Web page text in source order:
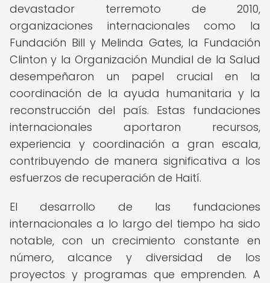
devastador terremoto de 2010,
organizaciones internacionales como la
Fundación Bill y Melinda Gates, la Fundación
Clinton y la Organización Mundial de la Salud
desempeñaron un papel crucial en la
coordinación de la ayuda humanitaria y la
reconstrucción del país. Estas fundaciones
internacionales aportaron recursos,
experiencia y coordinación a gran escala,
contribuyendo de manera significativa a los
esfuerzos de recuperación de Haití.
El desarrollo de las fundaciones
internacionales a lo largo del tiempo ha sido
notable, con un crecimiento constante en
número, alcance y diversidad de los
proyectos y programas que emprenden. A